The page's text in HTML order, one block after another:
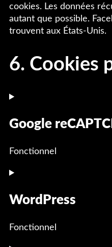
cookies. Les données
autant que possible.
trouvent aux États-Unis.
6. Cookies
Google
Fonctionnel
WordPress
Fonctionnel